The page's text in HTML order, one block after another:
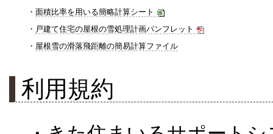
・ 面積比率を用いる簡略計算シート
・ 戸建て住宅の屋根の雪処理計画パンフレット
・ 屋根雪の滑落飛距離の簡易計算ファイル
利用規約